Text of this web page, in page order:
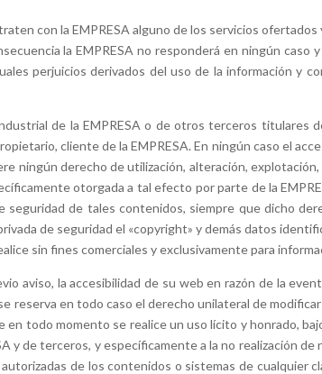
con la EMPRESA alguno de los servicios ofertados
la EMPRESA no responderá en ningún caso
perjuicios derivados del uso de la información y
de la EMPRESA o de otros terceros titulares
cliente de la EMPRESA. En ningún caso el
ningún derecho de utilización, alteración,
otorgada a tal efecto por parte de la
de tales contenidos, siempre que dicho
de seguridad el «copyright» y demás datos
sin fines comerciales y exclusivamente para
aviso, la accesibilidad de su web en razón de la
reserva en todo caso el derecho unilateral de
en todo momento se realice un uso lícito y honrado,
y de terceros, y específicamente a la no realización de
de los contenidos o sistemas de cualquier